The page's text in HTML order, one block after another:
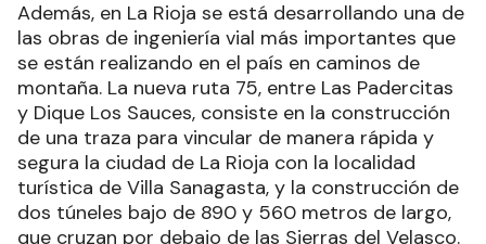
Además, en La Rioja se está desarrollando una de
las obras de ingeniería vial más importantes que
se están realizando en el país en caminos de
montaña. La nueva ruta 75, entre Las Padercitas
y Dique Los Sauces, consiste en la construcción
de una traza para vincular de manera rápida y
segura la ciudad de La Rioja con la localidad
turística de Villa Sanagasta, y la construcción de
dos túneles bajo de 890 y 560 metros de largo,
que cruzan por debajo de las Sierras del Velasco.